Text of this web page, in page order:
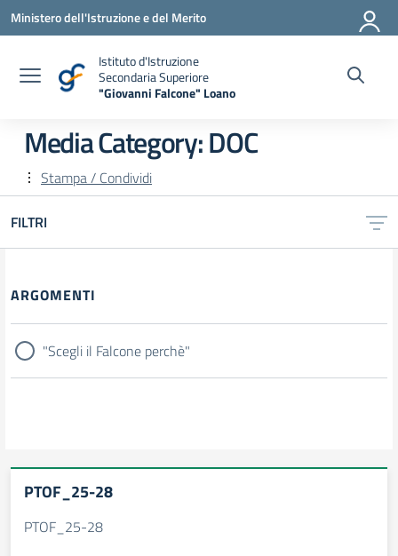
Vai ai contenuti
Vai al menu di navigazione
Vai al footer
Ministero dell'Istruzione e del Merito
Istituto d'Istruzione
Secondaria Superiore
"Giovanni Falcone" Loano
Media Category:DOC
Stampa / Condividi
FILTRI
Filtri
ARGOMENTI
"Scegli il Falcone perchè"
PTOF_25-28
PTOF_25-28